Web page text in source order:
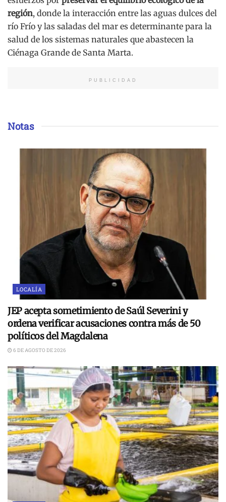
región, donde la interacción entre las aguas dulces del
río Frío y las saladas del mar es determinante para la
salud de los sistemas naturales que abastecen la
Ciénaga Grande de Santa Marta.
PUBLICIDAD
Notas
LOCALÍA
JEP acepta sometimiento de Saúl Severini y
ordena verificar acusaciones contra más de 50
políticos del Magdalena
6 DE AGOSTO DE 2026